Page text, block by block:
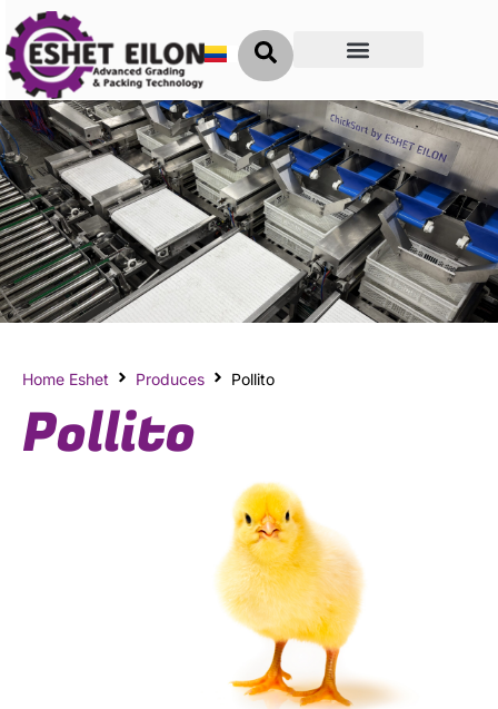
Home Eshet Produces Pollito
Pollito